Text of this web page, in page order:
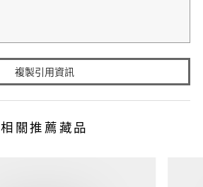
複製引用資訊
相關推薦藏品